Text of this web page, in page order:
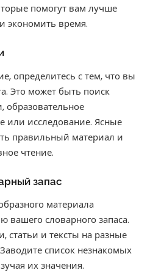
помогут вам лучше
экономить время.
определитесь с тем, что вы
Это может быть поиск
образовательное
или исследование. Ясные
правильный материал и
чтение.
запас
материала
вашего словарного запаса.
статьи и тексты на разные
список незнакомых
их значения.